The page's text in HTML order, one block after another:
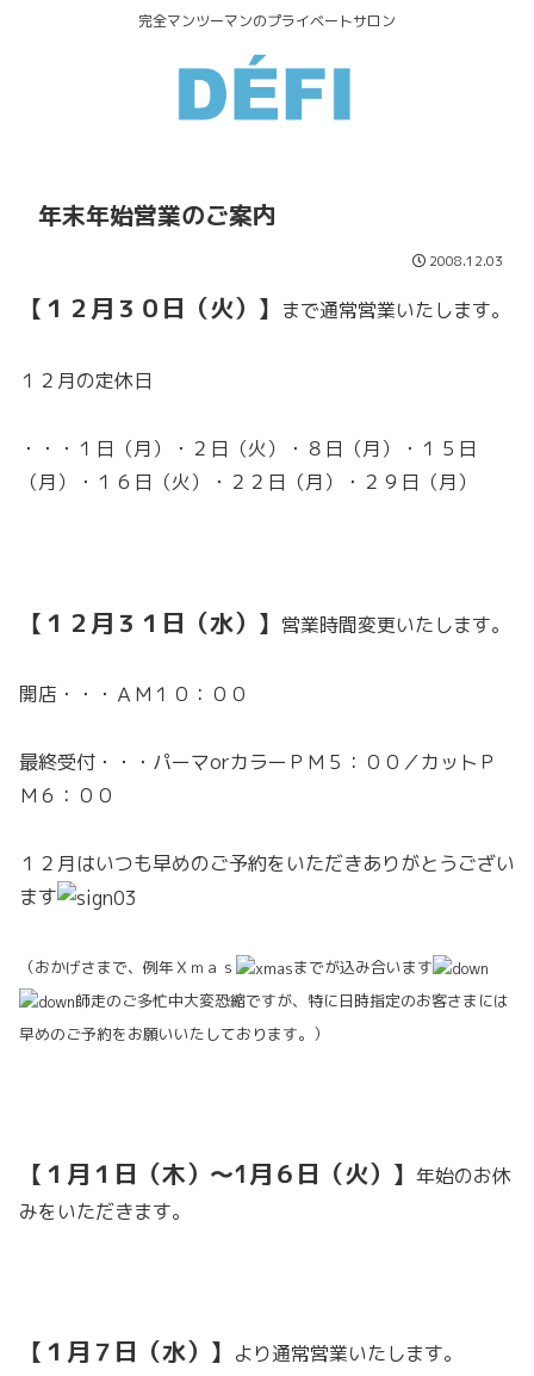
完全マンツーマンのプライベートサロン
年末年始営業のご案内
2008.12.03
【１２月３０日（火）】 まで通常営業いたします。
１２月の定休日
・・・１日（月）・２日（火）・８日（月）・１５日
（月）・１６日（火）・２２日（月）・２９日（月）
【１２月３１日（水）】 営業時間変更いたします。
開店・・・ＡＭ１０：００
最終受付・・・パーマorカラーＰＭ５：００／カットＰ
Ｍ６：００
１２月はいつも早めのご予約をいただきありがとうござい
ます
（おかげさまで、例年Ｘｍａｓ
までが込み合います
師走のご多忙中大変恐縮ですが、特に日時指定のお客さまには
早めのご予約をお願いいたしております。）
【１月１日（木）～1月６日（火）】 年始のお休
みをいただきます。
【１月７日（水）】 より通常営業いたします。